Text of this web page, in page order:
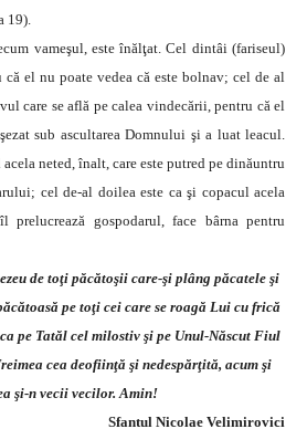
19).
vameşul, este înălţat. Cel dintâi (fariseul)
că el nu poate vedea că este bolnav; cel de al
care se află pe calea vindecării, pentru că el
sub ascultarea Domnului şi a luat leacul.
neted, înalt, care este putred pe dinăuntru
cel de-al doilea este ca şi copacul acela
gospodarul, face bârna pentru
de toţi păcătoşii care-şi plâng păcatele şi
pe toţi cei care se roagă Lui cu frică
pe Tatăl cel milostiv şi pe Unul-Născut Fiul
cea deofiinţă şi nedespărţită, acum şi
şi-n vecii vecilor. Amin!
Sfantul Nicolae Velimirovici